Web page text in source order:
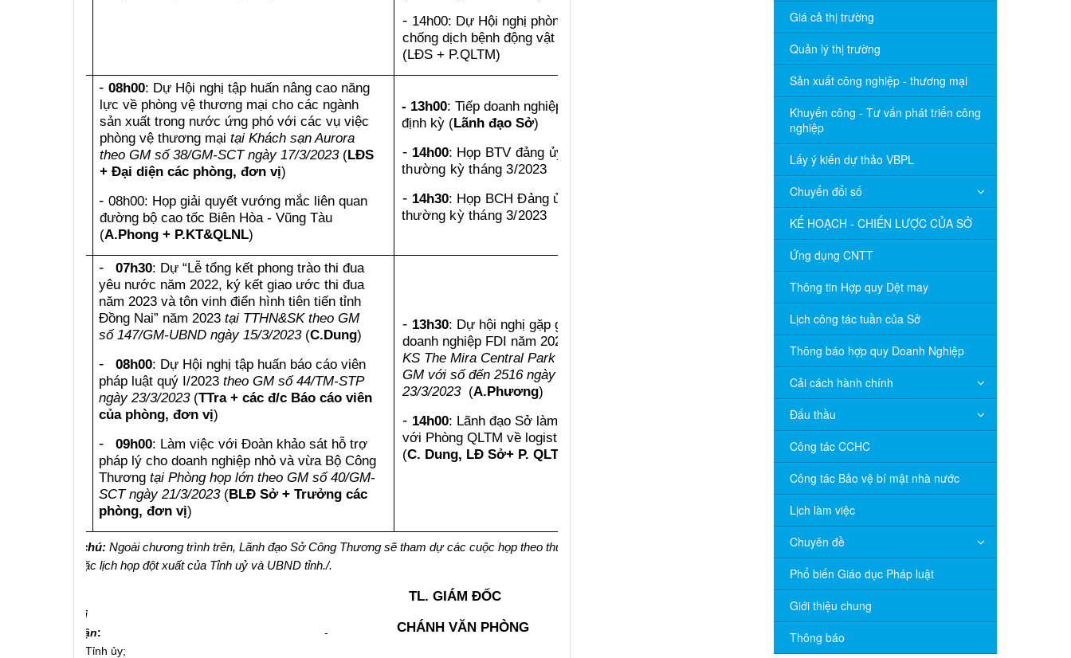
- 14h00: Dự Hội nghị phòng,
chống dịch bệnh động vật
(LĐS + P.QLTM)
- 08h00: Dự Hội nghị tập huấn nâng cao năng
lực về phòng vệ thương mại cho các ngành
sản xuất trong nước ứng phó với các vụ việc
phòng vệ thương mại tại Khách sạn Aurora
theo GM số 38/GM-SCT ngày 17/3/2023(LĐS
+ Đại diện các phòng, đơn vị)
- 08h00: Họp giải quyết vướng mắc liên quan
đường bộ cao tốc Biên Hòa - Vũng Tàu
(A.Phong + P.KT&QLNL)
- 13h00: Tiếp doanh nghiệp
định kỳ (Lãnh đạo Sở)
- 14h00: Họp BTV đảng ủy
thường kỳ tháng 3/2023
- 14h30: Họp BCH Đảng ủy
thường kỳ tháng 3/2023
- 07h30: Dự “Lễ tổng kết phong trào thi đua
yêu nước năm 2022, ký kết giao ước thi đua
năm 2023 và tôn vinh điển hình tiên tiến tỉnh
Đồng Nai” năm 2023 tại TTHN&SK theo GM
số 147/GM-UBND ngày 15/3/2023(C.Dung)
- 08h00: Dự Hội nghị tập huấn báo cáo viên
pháp luật quý I/2023 theo GM số 44/TM-STP
ngày 23/3/2023(TTra + các đ/c Báo cáo viên
của phòng, đơn vị)
- 09h00: Làm việc với Đoàn khảo sát hỗ trợ
pháp lý cho doanh nghiệp nhỏ và vừa Bộ Công
Thương tại Phòng họp lớn theo GM số 40/GM-
SCT ngày 21/3/2023(BLĐ Sở + Trưởng các
phòng, đơn vị)
- 13h30: Dự hội nghị gặp gỡ
doanh nghiệp FDI năm 2023
KS The Mira Central Park
GM với số đến 2516 ngày
23/3/2023(A.Phương)
- 14h00: Lãnh đạo Sở làm việc
với Phòng QLTM về logistic
(C. Dung, LĐ Sở+ P. QLTM)
- Ghi chú: Ngoài chương trình trên, Lãnh đạo Sở Công Thương sẽ tham dự các cuộc họp theo thư
mời hoặc lịch họp đột xuất của Tỉnh uỷ và UBND tỉnh./.
Nơi
nhận: -
TT.Tỉnh ủy;
TL. GIÁM ĐỐC
CHÁNH VĂN PHÒNG
Giá cả thị trường
Quản lý thị trường
Sản xuất công nghiệp - thương mại
Khuyến công - Tư vấn phát triển công
nghiệp
Lấy ý kiến dự thảo VBPL
Chuyển đổi số
KẾ HOẠCH - CHIẾN LƯỢC CỦA SỞ
Ứng dụng CNTT
Thông tin Hợp quy Dệt may
Lịch công tác tuần của Sở
Thông báo hợp quy Doanh Nghiệp
Cải cách hành chính
Đấu thầu
Công tác CCHC
Công tác Bảo vệ bí mật nhà nước
Lịch làm việc
Chuyên đề
Phổ biến Giáo dục Pháp luật
Giới thiệu chung
Thông báo
V/v đề nghị báo cáo hệ thống phân
phối, nhãn hiệu hàng hóa và hoạt động
mua bán khí trên địa bàn tỉnh năm 2025
theo hình thức chỉ định